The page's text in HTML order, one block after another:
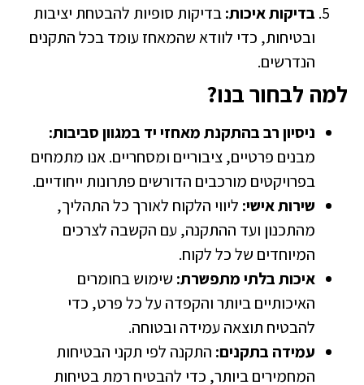
בדיקות איכות:בדיקות סופיות להבטחת יציבות
ובטיחות, כדי לוודא שהמאחז עומד בכל התקנים
הנדרשים.
לבחור בנו?
ניסיון רב בהתקנת מאחזי יד במגוון סביבות:
מבנים פרטיים, ציבוריים ומסחריים. אנו מתמחים
בפרויקטים מורכבים הדורשים פתרונות ייחודיים.
שירות אישי:ליווי הלקוח לאורך כל התהליך,
מהתכנון ועד ההתקנה, עם הקשבה לצרכים
המיוחדים של כל לקוח.
איכות בלתי מתפשרת:שימוש בחומרים
האיכותיים ביותר והקפדה על כל פרט, כדי
להבטיח תוצאה עמידה ובטוחה.
עמידה בתקנים:התקנה לפי תקני הבטיחות
המחמירים ביותר, כדי להבטיח רמת בטיחות